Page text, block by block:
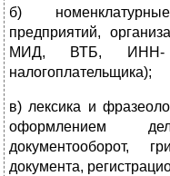
б)
предприятий,
МИД, ВТБ, ИНН-
налогоплательщика);
в) лексика и
оформлением
документооборот,
документа,